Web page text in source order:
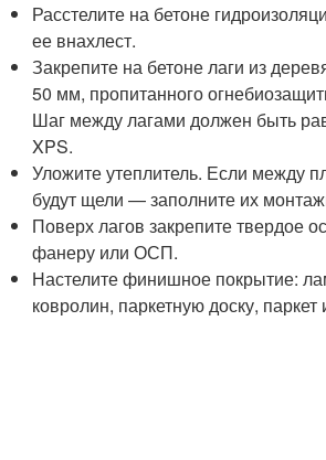
Расстелите на бетоне
ее внахлест.
Закрепите на бетоне лаги из
50 мм, пропитанного
Шаг между лагами должен быть
XPS.
Уложите утеплитель. Если между
будут щели — заполните их
Поверх лагов закрепите твердое
фанеру или ОСП.
Настелите финишное покрытие:
ковролин, паркетную доску,